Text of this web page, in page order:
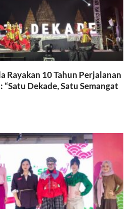
Rayakan 10 Tahun Perjalanan
Dekade, Satu Semangat